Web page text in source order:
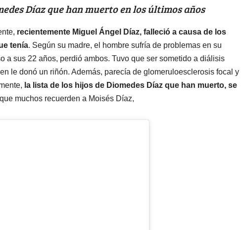
Díaz que han muerto en los últimos años
recientemente Miguel Ángel Díaz, falleció a causa de los
tenía. Según su madre, el hombre sufría de problemas en su
a sus 22 años, perdió ambos. Tuvo que ser sometido a diálisis
le donó un riñón. Además, parecía de glomeruloesclerosis focal y
la lista de los hijos de Diomedes Díaz que han muerto, se
muchos recuerden a Moisés Díaz,